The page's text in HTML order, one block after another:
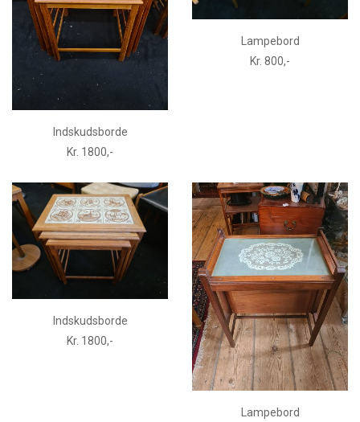
Indskudsborde
Kr. 1800,-
Lampebord
Kr. 800,-
Indskudsborde
Kr. 1800,-
Lampebord